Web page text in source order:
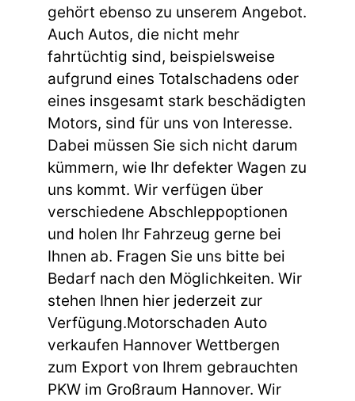
gehört ebenso zu unserem Angebot.
Auch Autos, die nicht mehr
fahrtüchtig sind, beispielsweise
aufgrund eines Totalschadens oder
eines insgesamt stark beschädigten
Motors, sind für uns von Interesse.
Dabei müssen Sie sich nicht darum
kümmern, wie Ihr defekter Wagen zu
uns kommt. Wir verfügen über
verschiedene Abschleppoptionen
und holen Ihr Fahrzeug gerne bei
Ihnen ab. Fragen Sie uns bitte bei
Bedarf nach den Möglichkeiten. Wir
stehen Ihnen hier jederzeit zur
Verfügung.Motorschaden Auto
verkaufen Hannover Wettbergen
zum Export von Ihrem gebrauchten
PKW im Großraum Hannover. Wir